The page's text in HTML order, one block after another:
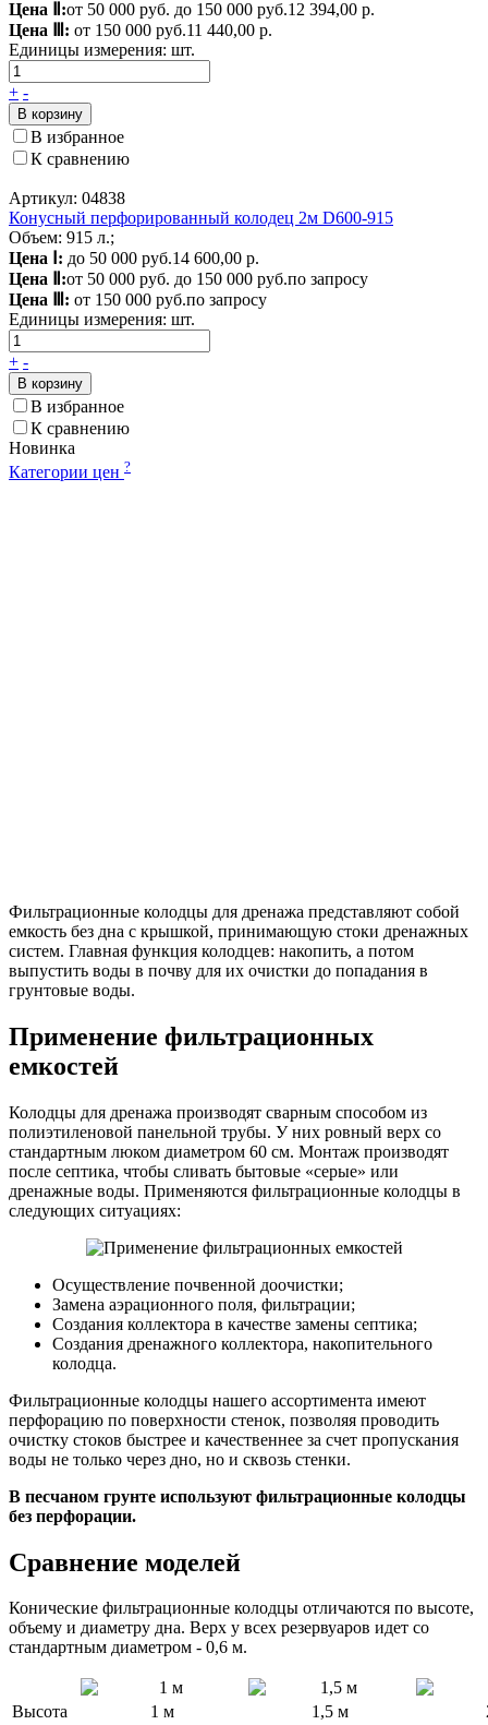
Цена Ⅱ:от 50 000 руб. до 150 000 руб.12 394,00 р.
Цена Ⅲ: от 150 000 руб.11 440,00 р.
Единицы измерения: шт.
+ -
В корзину
В избранное
К сравнению
Артикул: 04838
Конусный перфорированный колодец 2м D600-915
Объем: 915 л.;
Цена Ⅰ: до 50 000 руб.14 600,00 р.
Цена Ⅱ:от 50 000 руб. до 150 000 руб.по запросу
Цена Ⅲ: от 150 000 руб.по запросу
Единицы измерения: шт.
+ -
В корзину
В избранное
К сравнению
Новинка
Категории цен ?
Фильтрационные колодцы для дренажа представляют собой
емкость без дна с крышкой, принимающую стоки дренажных
систем. Главная функция колодцев: накопить, а потом
выпустить воды в почву для их очистки до попадания в
грунтовые воды.
Применение фильтрационных
емкостей
Колодцы для дренажа производят сварным способом из
полиэтиленовой панельной трубы. У них ровный верх со
стандартным люком диаметром 60 см. Монтаж производят
после септика, чтобы сливать бытовые «серые» или
дренажные воды. Применяются фильтрационные колодцы в
следующих ситуациях:
Осуществление почвенной доочистки;
Замена аэрационного поля, фильтрации;
Создания коллектора в качестве замены септика;
Создания дренажного коллектора, накопительного
колодца.
Фильтрационные колодцы нашего ассортимента имеют
перфорацию по поверхности стенок, позволяя проводить
очистку стоков быстрее и качественнее за счет пропускания
воды не только через дно, но и сквозь стенки.
В песчаном грунте используют фильтрационные колодцы
без перфорации.
Сравнение моделей
Конические фильтрационные колодцы отличаются по высоте,
объему и диаметру дна. Верх у всех резервуаров идет со
стандартным диаметром - 0,6 м.
Высота 1 м 1,5 м